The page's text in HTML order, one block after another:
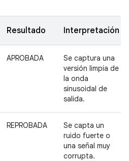
Resultado Interpretación
APROBADA
Se captura una
versión limpia de
la onda
sinusoidal de
salida.
REPROBADA
Se capta un
ruido fuerte o
una señal muy
corrupta.